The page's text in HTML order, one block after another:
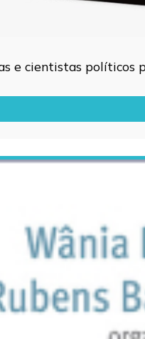
e cientistas políticos